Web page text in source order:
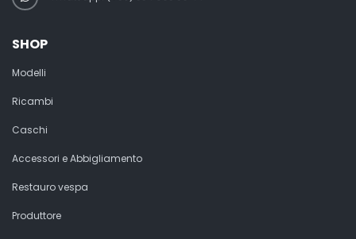
SHOP
Modelli
Ricambi
Caschi
Accessori e Abbigliamento
Restauro vespa
Produttore